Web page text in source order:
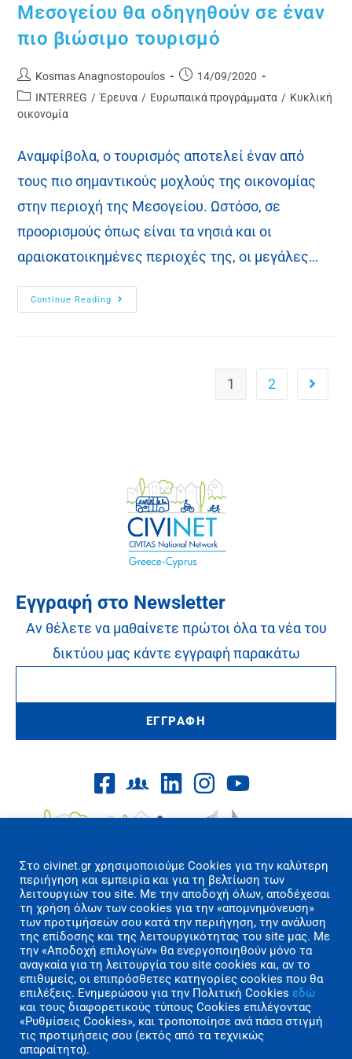
Μεσογείου θα οδηγηθούν σε έναν
πιο βιώσιμο τουρισμό
Kosmas Anagnostopoulos
14/09/2020
INTERREG / Έρευνα / Ευρωπαικά προγράμματα / Κυκλική
οικονομία
Αναμφίβολα, ο τουρισμός αποτελεί έναν από
τους πιο σημαντικούς μοχλούς της οικονομίας
στην περιοχή της Μεσογείου. Ωστόσο, σε
προορισμούς όπως είναι τα νησιά και οι
αραιοκατοικημένες περιοχές της, οι μεγάλες…
Continue Reading
1 2
Εγγραφή στο Newsletter
Αν θέλετε να μαθαίνετε πρώτοι όλα τα νέα του
δικτύου μας κάντε εγγραφή παρακάτω
ΕΓΓΡΑΦΗ
Όροι Χρήσης/Πολιτική Απορρήτου
Επικοινωνία
Copyright 2026 CIVINET Greece-Cyprus
A.M.K.E. All rights reserved | Created by
Polygons Studio
Στo civinet.gr χρησιμοποιούμε Cookies για την καλύτερη
περιήγηση και εμπειρία και για τη βελτίωση των
λειτουργιών του site. Με την αποδοχή όλων, αποδέχεσαι
τη χρήση όλων των cookies για την «απομνημόνευση»
των προτιμήσεών σου κατά την περιήγηση, την ανάλυση
της επίδοσης και της λειτουργικότητας του site μας. Με
την «Αποδοχή επιλογών» θα ενεργοποιηθούν μόνο τα
αναγκαία για τη λειτουργία του site cookies και, αν το
επιθυμείς, οι επιπρόσθετες κατηγορίες cookies που θα
επιλέξεις. Ενημερώσου για την Πολιτική Cookies εδώ
και τους διαφορετικούς τύπους Cookies επιλέγοντας
«Ρυθμίσεις Cookies», και τροποποίησε ανά πάσα στιγμή
τις προτιμήσεις σου (εκτός από τα τεχνικώς
απαραίτητα).